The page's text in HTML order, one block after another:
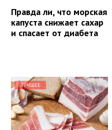
Правда ли, что морская
капуста снижает сахар
и спасает от диабета
ЛУЧШЕЕ